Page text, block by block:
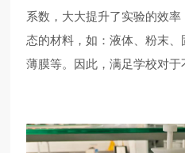
系数，大大提升了实验的效
态的材料，如：液体、粉末、
薄膜等。因此，满足学校对于